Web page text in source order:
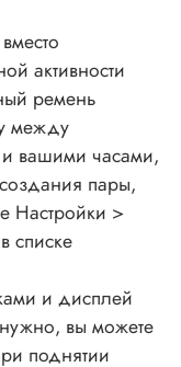
активности
ремень
между
вашими часами,
пары,
Настройки >
списке
и дисплей
вы можете
поднятии